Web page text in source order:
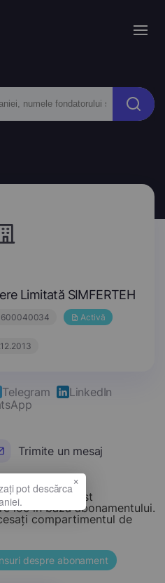
Limitată SIMFERTEH
Activă
Telegram
LinkedIn
Trimite un mesaj
accesul la acest
loc în baza abonamentului.
compartimentul de
despre abonament
×